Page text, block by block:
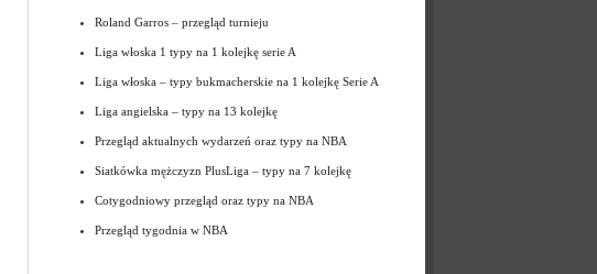
Roland Garros – przegląd turnieju
Liga włoska 1 typy na 1 kolejkę serie A
Liga włoska – typy bukmacherskie na 1 kolejkę Serie A
Liga angielska – typy na 13 kolejkę
Przegląd aktualnych wydarzeń oraz typy na NBA
Siatkówka mężczyzn PlusLiga – typy na 7 kolejkę
Cotygodniowy przegląd oraz typy na NBA
Przegląd tygodnia w NBA